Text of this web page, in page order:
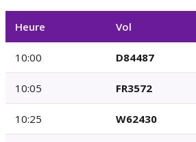
Heure Vol
10:00 D84487
10:05 FR3572
10:25 W62430